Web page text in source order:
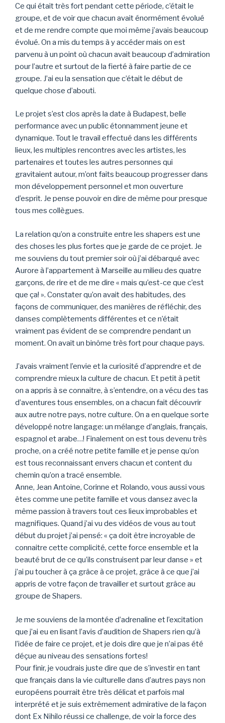
Ce qui était très fort pendant cette période, c’était le
groupe, et de voir que chacun avait énormément évolué
et de me rendre compte que moi même j’avais beaucoup
évolué. On a mis du temps à y accéder mais on est
parvenu à un point où chacun avait beaucoup d’admiration
pour l’autre et surtout de la fierté à faire partie de ce
groupe. J’ai eu la sensation que c’était le début de
quelque chose d’abouti.
Le projet s’est clos après la date à Budapest, belle
performance avec un public étonnamment jeune et
dynamique. Tout le travail effectué dans les différents
lieux, les multiples rencontres avec les artistes, les
partenaires et toutes les autres personnes qui
gravitaient autour, m’ont faits beaucoup progresser dans
mon développement personnel et mon ouverture
d’esprit. Je pense pouvoir en dire de même pour presque
tous mes collègues.
La relation qu’on a construite entre les shapers est une
des choses les plus fortes que je garde de ce projet. Je
me souviens du tout premier soir où j’ai débarqué avec
Aurore à l’appartement à Marseille au milieu des quatre
garçons, de rire et de me dire « mais qu’est-ce que c’est
que ça! ». Constater qu’on avait des habitudes, des
façons de communiquer, des manières de réfléchir, des
danses complètements différentes et ce n’était
vraiment pas évident de se comprendre pendant un
moment. On avait un binôme très fort pour chaque pays.
J’avais vraiment l’envie et la curiosité d’apprendre et de
comprendre mieux la culture de chacun. Et petit à petit
on a appris à se connaitre, à s’entendre, on a vécu des tas
d’aventures tous ensembles, on a chacun fait découvrir
aux autre notre pays, notre culture. On a en quelque sorte
développé notre langage: un mélange d’anglais, français,
espagnol et arabe…! Finalement on est tous devenu très
proche, on a créé notre petite famille et je pense qu’on
est tous reconnaissant envers chacun et content du
chemin qu’on a tracé ensemble.
Anne, Jean Antoine, Corinne et Rolando, vous aussi vous
êtes comme une petite famille et vous dansez avec la
même passion à travers tout ces lieux improbables et
magnifiques. Quand j’ai vu des vidéos de vous au tout
début du projet j’ai pensé: « ça doit être incroyable de
connaitre cette complicité, cette force ensemble et la
beauté brut de ce qu’ils construisent par leur danse » et
j’ai pu toucher à ça grâce à ce projet, grâce à ce que j’ai
appris de votre façon de travailler et surtout grâce au
groupe de Shapers.
Je me souviens de la montée d’adrenaline et l’excitation
que j’ai eu en lisant l’avis d’audition de Shapers rien qu’à
l’idée de faire ce projet, et je dois dire que je n’ai pas été
déçue au niveau des sensations fortes!
Pour finir, je voudrais juste dire que de s’investir en tant
que français dans la vie culturelle dans d’autres pays non
européens pourrait être très délicat et parfois mal
interprété et je suis extrêmement admirative de la façon
dont Ex Nihilo réussi ce challenge, de voir la force des